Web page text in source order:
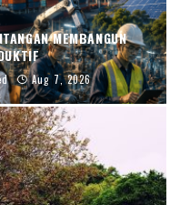
MEMBANGUN
Aug 7, 2026